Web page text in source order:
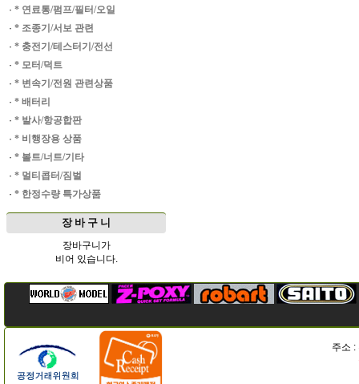
· * 연료통/펌프/필터/오일
· * 조종기/서보 관련
· * 충전기/테스터기/전선
· * 모터/덕트
· * 변속기/전원 관련상품
· * 배터리
· * 발사/항공합판
· * 비행장용 상품
· * 볼트/너트/기타
· * 멀티콥터/짐벌
· * 한정수량 특가상품
장 바 구 니
장바구니가
비어 있습니다.
주소